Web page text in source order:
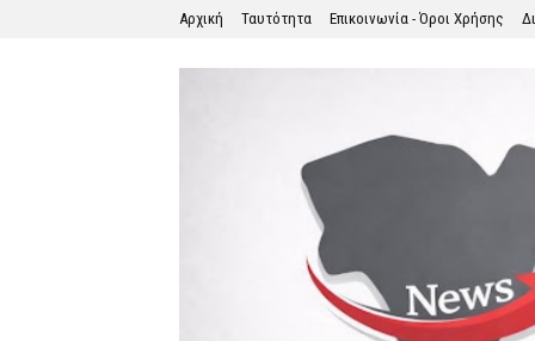
Αρχική Ταυτότητα Επικοινωνία - Όροι Χρήσης